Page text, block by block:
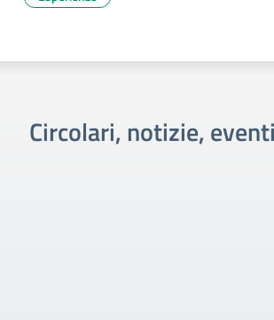
Circolari, notizie,